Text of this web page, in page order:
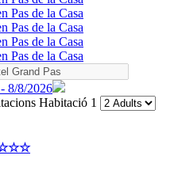
8/8/2026
Habitació 1